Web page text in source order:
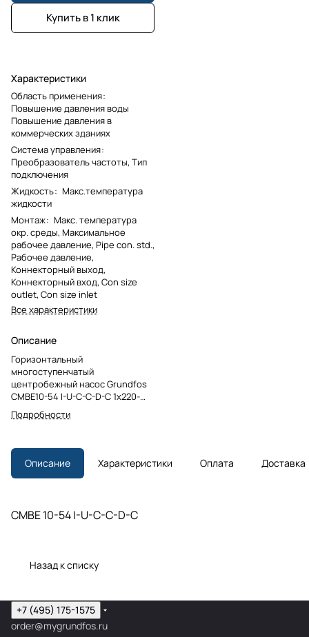
Купить в 1 клик
Характеристики
Область применения:
Повышение давления воды
Повышение давления в
коммерческих зданиях
Система управления:
Преобразователь частоты, Тип
подключения
Жидкость: Макс.температура
жидкости
Монтаж: Макс. температура
окр. среды, Максимальное
рабочее давление, Pipe con. std.,
Рабочее давление,
Коннекторный выход,
Коннекторный вход, Con size
outlet, Con size inlet
Все характеристики
Описание
Горизонтальный
многоступенчатый
центробежный насос Grundfos
CMBE10-54 I-U-C-C-D-C 1x220-
240V 50/6
Подробности
Описание Характеристики Оплата Доставка
CMBE 10-54 I-U-C-C-D-C
Назад к списку
+7 (495) 175-1575
order@mygrundfos.ru